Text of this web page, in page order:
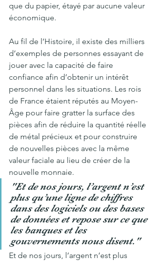
que du papier, étayé par aucune valeur
économique.
Au fil de l’Histoire, il existe des milliers
d’exemples de personnes essayant de
jouer avec la capacité de faire
confiance afin d’obtenir un intérêt
personnel dans les situations. Les rois
de France étaient réputés au Moyen-
Âge pour faire gratter la surface des
pièces afin de réduire la quantité réelle
de métal précieux et pour construire
de nouvelles pièces avec la même
valeur faciale au lieu de créer de la
nouvelle monnaie.
"Et de nos jours, l’argent n’est
plus qu’une ligne de chiffres
dans des logiciels ou des bases
de données et repose sur ce que
les banques et les
gouvernements nous disent."
Et de nos jours, l’argent n’est plus